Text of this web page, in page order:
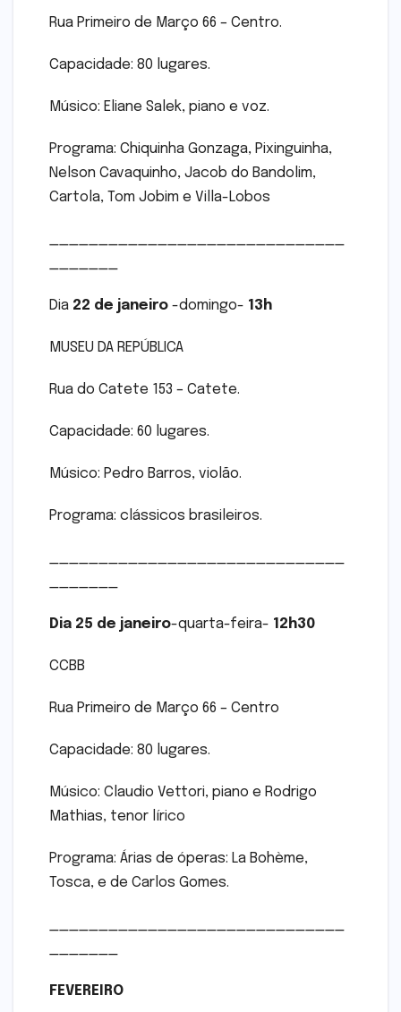
Rua Primeiro de Março 66 – Centro.
Capacidade: 80 lugares.
Músico: Eliane Salek, piano e voz.
Programa: Chiquinha Gonzaga, Pixinguinha,
Nelson Cavaquinho, Jacob do Bandolim,
Cartola, Tom Jobim e Villa-Lobos
Dia 22 de janeiro -domingo- 13h
MUSEU DA REPÚBLICA
Rua do Catete 153 – Catete.
Capacidade: 60 lugares.
Músico: Pedro Barros, violão.
Programa: clássicos brasileiros.
Dia 25 de janeiro-quarta-feira- 12h30
CCBB
Rua Primeiro de Março 66 – Centro
Capacidade: 80 lugares.
Músico: Claudio Vettori, piano e Rodrigo
Mathias, tenor lírico
Programa: Árias de óperas: La Bohème,
Tosca, e de Carlos Gomes.
FEVEREIRO